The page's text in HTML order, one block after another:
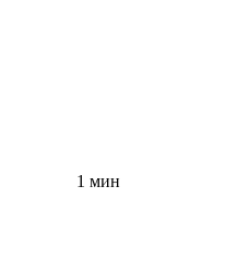
1 мин